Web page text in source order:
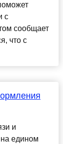
с
сообщает
что с
и
едином